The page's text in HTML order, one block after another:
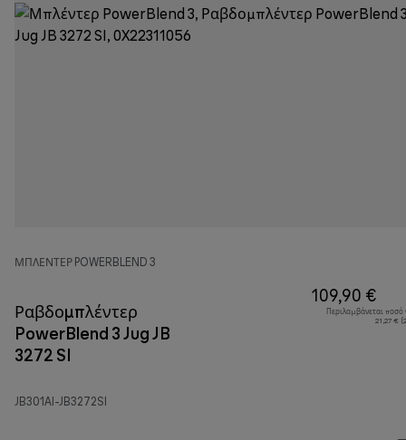
ΜΠΛΈΝΤΕΡ POWERBLEND 3
Ραβδομπλέντερ
PowerBlend 3 Jug JB
3272 SI
JB301AI-JB3272SI
109,90 €
Περιλαμβάνεται
21,27 €